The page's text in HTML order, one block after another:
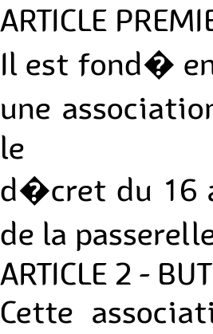
ARTICLE
Il est fond�
une
le
d�cret du 16
de la
ARTICLE 2 -
Cette